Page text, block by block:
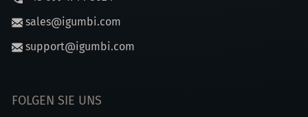
sales@igumbi.com
support@igumbi.com
FOLGEN SIE UNS